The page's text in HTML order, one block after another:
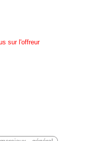
sur l'offreur